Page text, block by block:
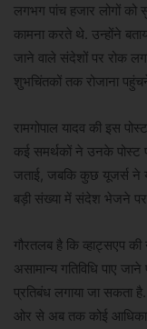
लगभग पांच हजार लोगों
कामना करते थे. उन्होंने
जाने वाले संदेशों पर रोक
शुभचिंतकों तक रोजाना
रामगोपाल यादव की इस
कई समर्थकों ने उनके पोस्ट
जताई, जबकि कुछ यूजर्स ने
बड़ी संख्या में संदेश भेजने पर
गौरतलब है कि व्हाट्सएप
असामान्य गतिविधि पाए
प्रतिबंध लगाया जा सकता
ओर से अब तक कोई